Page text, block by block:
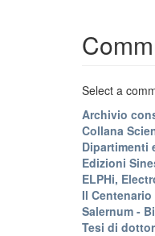
Select a
Archivio
Collana
Dipartimenti
Edizioni
ELPHi,
Il Centenario
Salernum -
Tesi di